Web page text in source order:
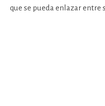
que se pueda enlazar entre